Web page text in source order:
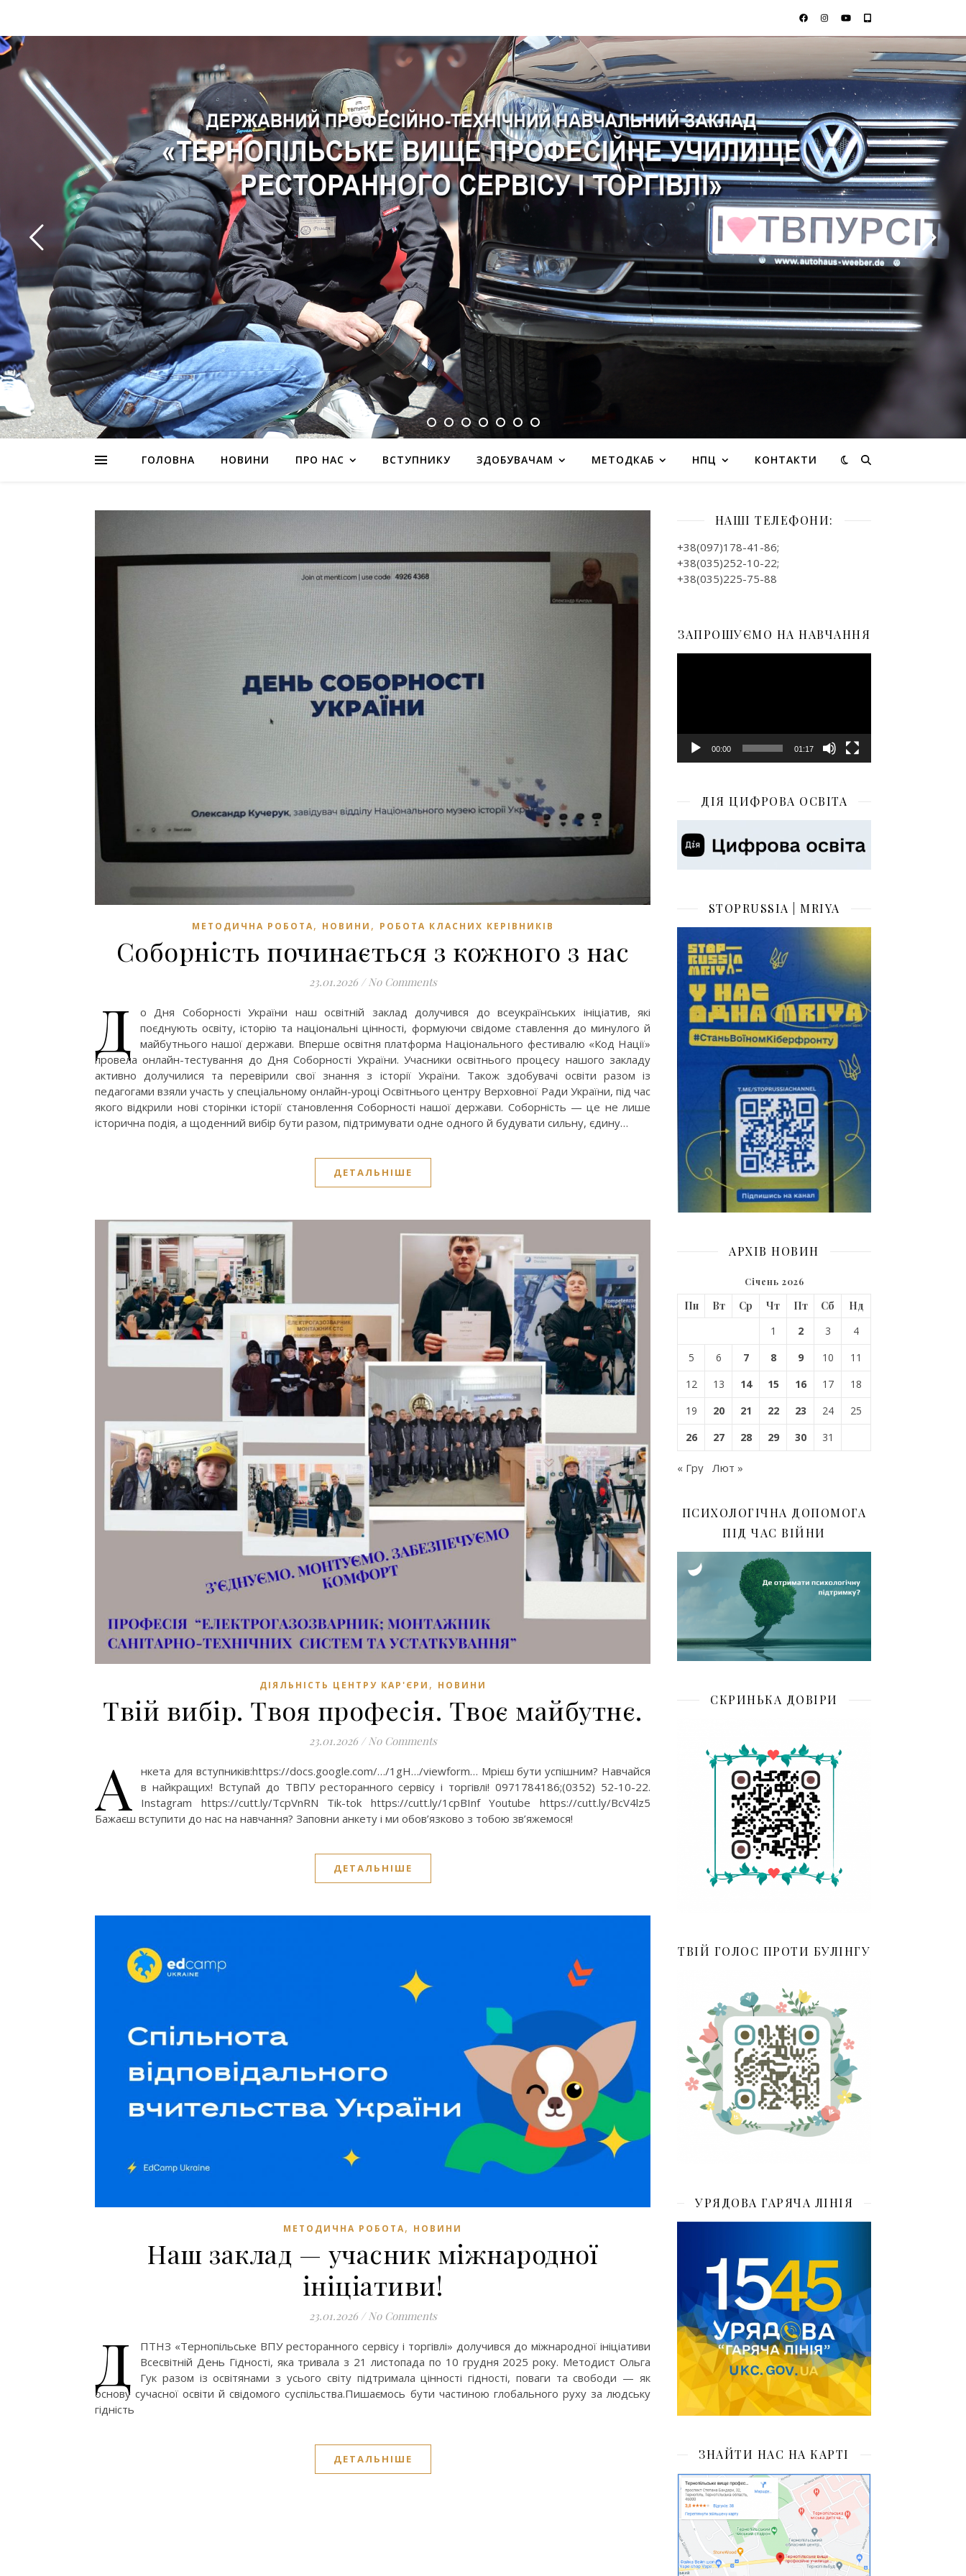
ГОЛОВНА НОВИНИ ПРО НАС ВСТУПНИКУ ЗДОБУВАЧАМ МЕТОДКАБ НПЦ КОНТАКТИ
МЕТОДИЧНА РОБОТА, НОВИНИ , РОБОТА КЛАСНИХ КЕРІВНИКІВ
Соборність починається з кожного з нас
23.01.2026 / No Comments
Д
о Дня Соборності України наш освітній заклад долучився до всеукраїнських ініціатив, які
поєднують освіту, історію та національні цінності, формуючи свідоме ставлення до минулого й
майбутнього нашої держави. Вперше освітня платформа Національного фестивалю «Код Нації»
провела онлайн-тестування до Дня Соборності України. Учасники освітнього процесу нашого закладу
активно долучилися та перевірили свої знання з історії України. Також здобувачі освіти разом із
педагогами взяли участь у спеціальному онлайн-уроці Освітнього центру Верховної Ради України, під час
якого відкрили нові сторінки історії становлення Соборності нашої держави. Соборність — це не лише
історична подія, а щоденний вибір бути разом, підтримувати одне одного й будувати сильну, єдину…
ДЕТАЛЬНІШЕ
ДІЯЛЬНІСТЬ ЦЕНТРУ КАР'ЄРИ , НОВИНИ
Твій вибір. Твоя професія. Твоє майбутнє.
23.01.2026 / No Comments
А
нкета для вступників:https://docs.google.com/…/1gH…/viewform… Мрієш бути успішним? Навчайся
в найкращих! Вступай до ТВПУ ресторанного сервісу і торгівлі! 0971784186;(0352) 52-10-22.
Instagram https://cutt.ly/TcpVnRN Tik-tok https://cutt.ly/1cpBInf Youtube https://cutt.ly/BcV4lz5
Бажаєш вступити до нас на навчання? Заповни анкету і ми обов’язково з тобою зв’яжемося!
ДЕТАЛЬНІШЕ
МЕТОДИЧНА РОБОТА, НОВИНИ
Наш заклад — учасник міжнародної
ініціативи!
23.01.2026 / No Comments
Д
ПТНЗ «Тернопільське ВПУ ресторанного сервісу і торгівлі» долучився до міжнародної ініціативи
Всесвітній День Гідності, яка тривала з 21 листопада по 10 грудня 2025 року. Методист Ольга
Гук разом із освітянами з усього світу підтримала цінності гідності, поваги та свободи — як
основу сучасної освіти й свідомого суспільства.Пишаємось бути частиною глобального руху за людську
гідність
ДЕТАЛЬНІШЕ
НАШІ ТЕЛЕФОНИ:
+38(097)178-41-86;
+38(035)252-10-22;
+38(035)225-75-88
ЗАПРОШУЄМО НА НАВЧАННЯ
00:00 01:17
ДІЯ ЦИФРОВА ОСВІТА
STOPRUSSIA | MRIYA
АРХІВ НОВИН
Січень 2026
Пн Вт Ср Чт Пт Сб
Нд
1
2 3
4
5
6 7 8 9 10
11
12
13 14 15 16 17
18
19
20 21 22 23 24
25
26
27 28 29 30 31
« Гру Лют »
ПСИХОЛОГІЧНА ДОПОМОГА
ПІД ЧАС ВІЙНИ
СКРИНЬКА ДОВІРИ
ТВІЙ ГОЛОС ПРОТИ БУЛІНГУ
УРЯДОВА ГАРЯЧА ЛІНІЯ
ЗНАЙТИ НАС НА КАРТІ